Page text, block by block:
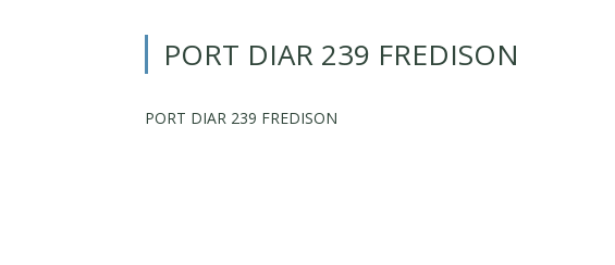
PORT DIAR 239 FREDISON
PORT DIAR 239 FREDISON